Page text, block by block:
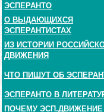
ЭСПЕРАНТО
О ВЫДАЮЩИХСЯ
ЭСПЕРАНТИСТАХ
ИЗ ИСТОРИИ
ДВИЖЕНИЯ
ЧТО ПИШУТ ОБ
ЭСПЕРАНТО В
ПОЧЕМУ ЭСП.ДВИЖЕНИЕ